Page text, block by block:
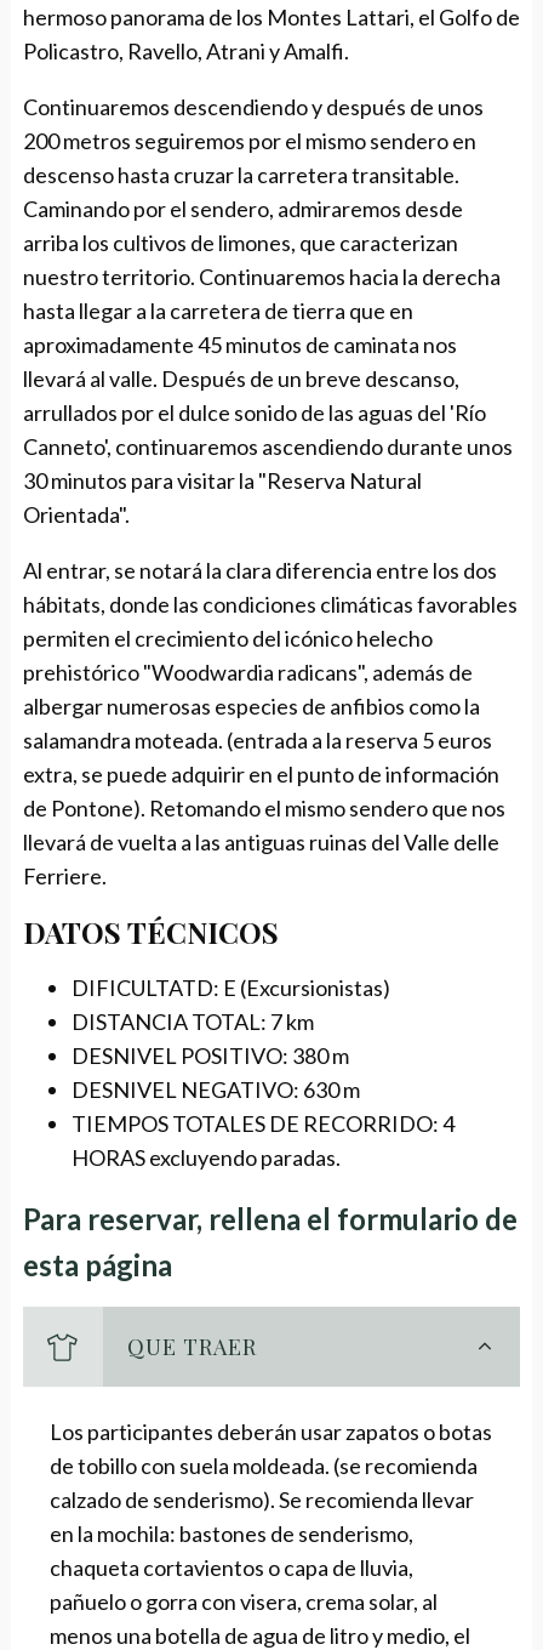
hermoso panorama de los Montes Lattari, el Golfo de
Policastro, Ravello, Atrani y Amalfi.
Continuaremos descendiendo y después de unos
200 metros seguiremos por el mismo sendero en
descenso hasta cruzar la carretera transitable.
Caminando por el sendero, admiraremos desde
arriba los cultivos de limones, que caracterizan
nuestro territorio. Continuaremos hacia la derecha
hasta llegar a la carretera de tierra que en
aproximadamente 45 minutos de caminata nos
llevará al valle. Después de un breve descanso,
arrullados por el dulce sonido de las aguas del 'Río
Canneto', continuaremos ascendiendo durante unos
30 minutos para visitar la "Reserva Natural
Orientada".
Al entrar, se notará la clara diferencia entre los dos
hábitats, donde las condiciones climáticas favorables
permiten el crecimiento del icónico helecho
prehistórico "Woodwardia radicans", además de
albergar numerosas especies de anfibios como la
salamandra moteada. (entrada a la reserva 5 euros
extra, se puede adquirir en el punto de información
de Pontone). Retomando el mismo sendero que nos
llevará de vuelta a las antiguas ruinas del Valle delle
Ferriere.
DATOS TÉCNICOS
DIFICULTATD: E (Excursionistas)
DISTANCIA TOTAL: 7 km
DESNIVEL POSITIVO: 380 m
DESNIVEL NEGATIVO: 630 m
TIEMPOS TOTALES DE RECORRIDO: 4
HORAS excluyendo paradas.
Para reservar, rellena el formulario de
esta página
QUE TRAER
Los participantes deberán usar zapatos o botas
de tobillo con suela moldeada. (se recomienda
calzado de senderismo). Se recomienda llevar
en la mochila: bastones de senderismo,
chaqueta cortavientos o capa de lluvia,
pañuelo o gorra con visera, crema solar, al
menos una botella de agua de litro y medio, el